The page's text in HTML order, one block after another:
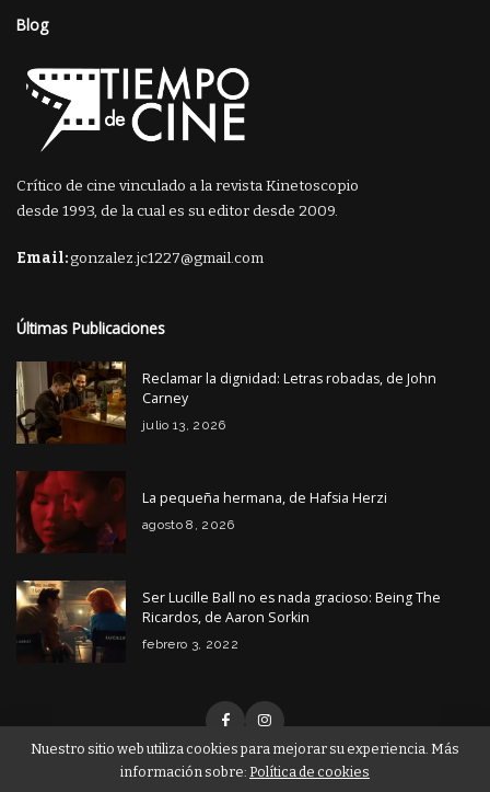
Blog
Crítico de cine vinculado a la revista Kinetoscopio
desde 1993, de la cual es su editor desde 2009.
Email:gonzalez.jc1227@gmail.com
Últimas Publicaciones
Reclamar la dignidad: Letras robadas, de John
Carney
julio 13, 2026
La pequeña hermana, de Hafsia Herzi
agosto 8, 2026
Ser Lucille Ball no es nada gracioso: Being The
Ricardos, de Aaron Sorkin
febrero 3, 2022
Nuestro sitio web utiliza cookies para mejorar su experiencia. Más
información sobre: Política de cookies